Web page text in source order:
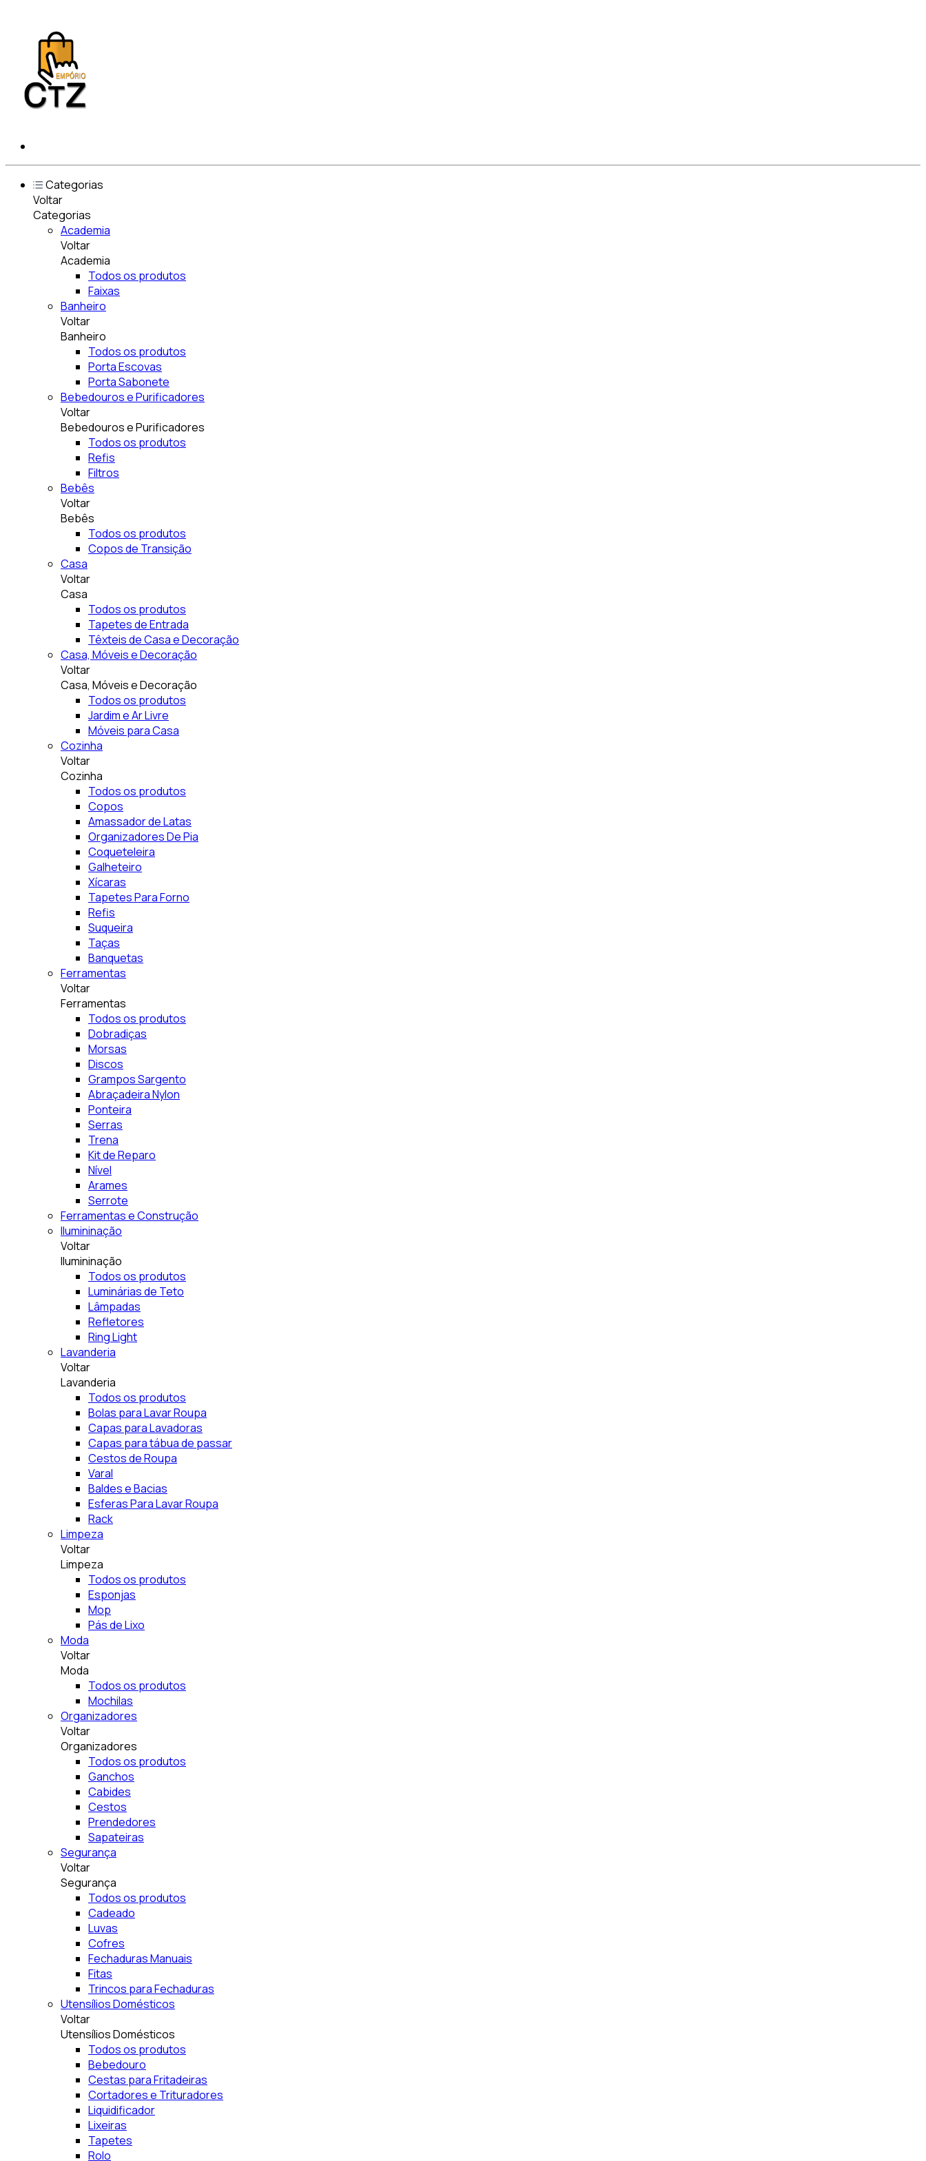
Categorias
Voltar
Categorias
Academia
Voltar
Academia
Todos os produtos
Faixas
Banheiro
Voltar
Banheiro
Todos os produtos
Porta Escovas
Porta Sabonete
Bebedouros e Purificadores
Voltar
Bebedouros e Purificadores
Todos os produtos
Refis
Filtros
Bebês
Voltar
Bebês
Todos os produtos
Copos de Transição
Casa
Voltar
Casa
Todos os produtos
Tapetes de Entrada
Têxteis de Casa e Decoração
Casa, Móveis e Decoração
Voltar
Casa, Móveis e Decoração
Todos os produtos
Jardim e Ar Livre
Móveis para Casa
Cozinha
Voltar
Cozinha
Todos os produtos
Copos
Amassador de Latas
Organizadores De Pia
Coqueteleira
Galheteiro
Xícaras
Tapetes Para Forno
Refis
Suqueira
Taças
Banquetas
Ferramentas
Voltar
Ferramentas
Todos os produtos
Dobradiças
Morsas
Discos
Grampos Sargento
Abraçadeira Nylon
Ponteira
Serras
Trena
Kit de Reparo
Nível
Arames
Serrote
Ferramentas e Construção
Ilumininação
Voltar
Ilumininação
Todos os produtos
Luminárias de Teto
Lâmpadas
Refletores
Ring Light
Lavanderia
Voltar
Lavanderia
Todos os produtos
Bolas para Lavar Roupa
Capas para Lavadoras
Capas para tábua de passar
Cestos de Roupa
Varal
Baldes e Bacias
Esferas Para Lavar Roupa
Rack
Limpeza
Voltar
Limpeza
Todos os produtos
Esponjas
Mop
Pás de Lixo
Moda
Voltar
Moda
Todos os produtos
Mochilas
Organizadores
Voltar
Organizadores
Todos os produtos
Ganchos
Cabides
Cestos
Prendedores
Sapateiras
Segurança
Voltar
Segurança
Todos os produtos
Cadeado
Luvas
Cofres
Fechaduras Manuais
Fitas
Trincos para Fechaduras
Utensílios Domésticos
Voltar
Utensílios Domésticos
Todos os produtos
Bebedouro
Cestas para Fritadeiras
Cortadores e Trituradores
Liquidificador
Lixeiras
Tapetes
Rolo